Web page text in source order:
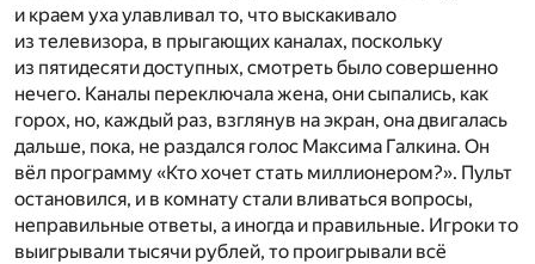
и краем уха улавливал то, что выскакивало
из телевизора, в прыгающих каналах, поскольку
из пятидесяти доступных, смотреть было совершенно
нечего. Каналы переключала жена, они сыпались, как
горох, но, каждый раз, взглянув на экран, она двигалась
дальше, пока, не раздался голос Максима Галкина. Он
вёл программу «Кто хочет стать миллионером?». Пульт
остановился, и в комнату стали вливаться вопросы,
неправильные ответы, а иногда и правильные. Игроки то
выигрывали тысячи рублей, то проигрывали всё